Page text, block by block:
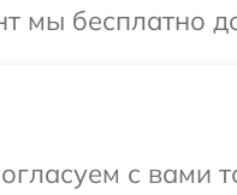
мы бесплатно
с вами